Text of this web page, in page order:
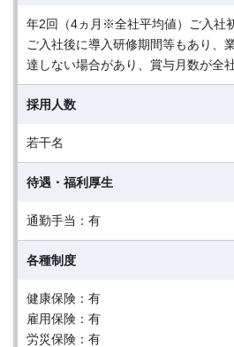
年2回（4ヵ月※全社平均値）ご入社
ご入社後に導入研修期間等もあり、
達しない場合があり、賞与月数が全
採用人数
若干名
待遇・福利厚生
通勤手当：有
各種制度
健康保険：有
雇用保険：有
労災保険：有